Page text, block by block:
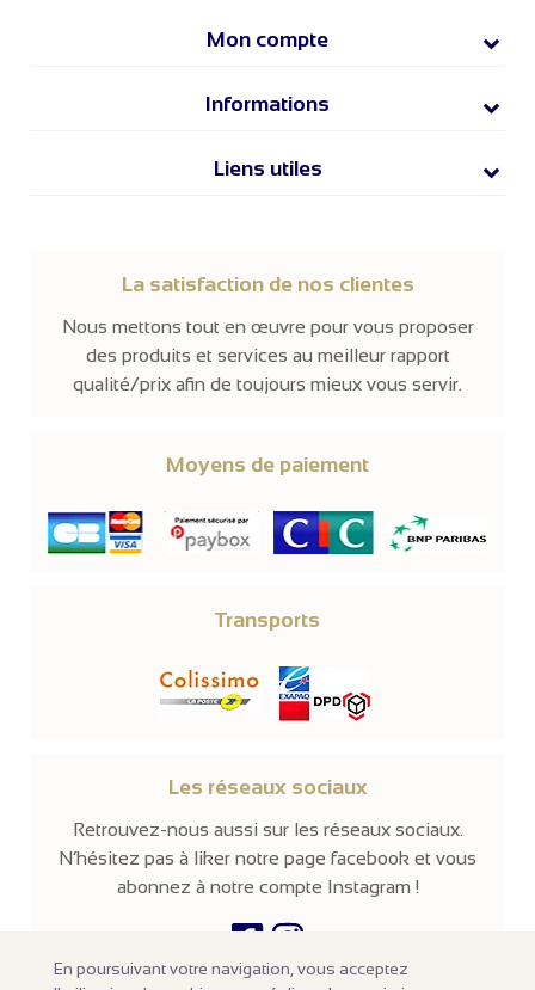
Mon compte
Informations
Liens utiles
La satisfaction de nos clientes
Nous mettons tout en œuvre pour vous proposer
des produits et services au meilleur rapport
qualité/prix afin de toujours mieux vous servir.
Moyens de paiement
Transports
Les réseaux sociaux
Retrouvez-nous aussi sur les réseaux sociaux.
N’hésitez pas à liker notre page facebook et vous
abonnez à notre compte Instagram !
En poursuivant votre navigation, vous acceptez